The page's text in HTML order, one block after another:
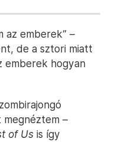
az emberek” –
de a sztori miatt
emberek hogyan
megnéztem –
of Us is így